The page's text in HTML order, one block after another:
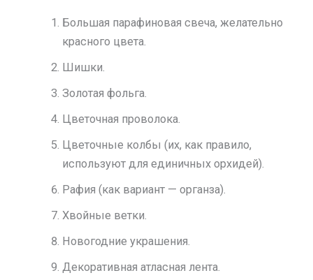
Большая парафиновая свеча, желательно
красного цвета.
Шишки.
Золотая фольга.
Цветочная проволока.
Цветочные колбы (их, как правило,
используют для единичных орхидей).
Рафия (как вариант — органза).
Хвойные ветки.
Новогодние украшения.
Декоративная атласная лента.